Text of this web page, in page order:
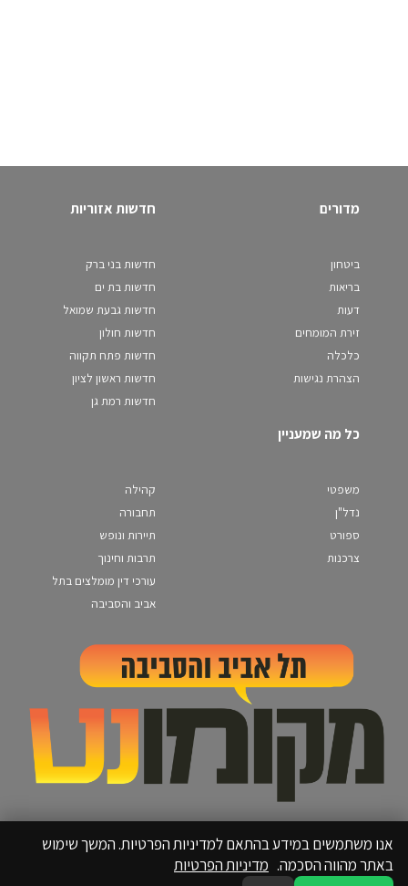
מדורים
ביטחון
בריאות
דעות
זירת המומחים
כלכלה
הצהרת נגישות
חדשות אזוריות
חדשות בני ברק
חדשות בת ים
חדשות גבעת שמואל
חדשות חולון
חדשות פתח תקווה
חדשות ראשון לציון
חדשות רמת גן
כל מה שמעניין
משפטי
נדל"ן
ספורט
צרכנות
קהילה
תחבורה
תיירות ונופש
תרבות וחינוך
עורכי דין מומלצים בתל
אביב והסביבה
אנו משתמשים במידע בהתאם למדיניות הפרטיות. המשך שימוש
באתר מהווה הסכמה. מדיניות הפרטיות